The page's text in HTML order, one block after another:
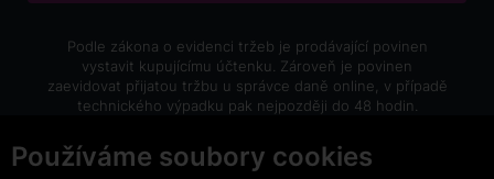
Používáme soubory cookies
Podle zákona o evidenci tržeb je prodávající povinen
vystavit kupujícímu účtenku. Zároveň je povinen
zaevidovat přijatou tržbu u správce daně online, v případě
technického výpadku pak nejpozději do 48 hodin.
nápojů osobám mladším 18 let.